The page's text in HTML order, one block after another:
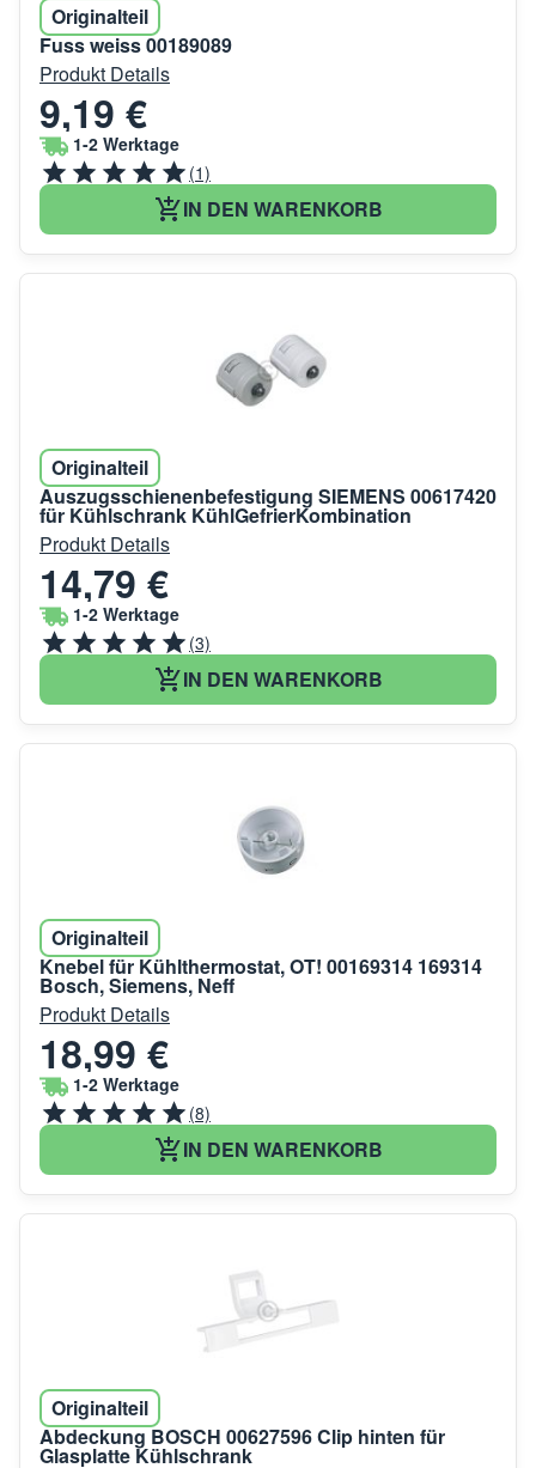
Originalteil
Fuss weiss 00189089
Produkt Details
9,19 €
1-2 Werktage
(1)
IN DEN WARENKORB
Originalteil
Auszugsschienenbefestigung SIEMENS 00617420
für Kühlschrank KühlGefrierKombination
Produkt Details
14,79 €
1-2 Werktage
(3)
IN DEN WARENKORB
Originalteil
Knebel für Kühlthermostat, OT! 00169314 169314
Bosch, Siemens, Neff
Produkt Details
18,99 €
1-2 Werktage
(8)
IN DEN WARENKORB
Originalteil
Abdeckung BOSCH 00627596 Clip hinten für
Glasplatte Kühlschrank